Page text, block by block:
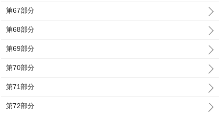
第67部分
第68部分
第69部分
第70部分
第71部分
第72部分